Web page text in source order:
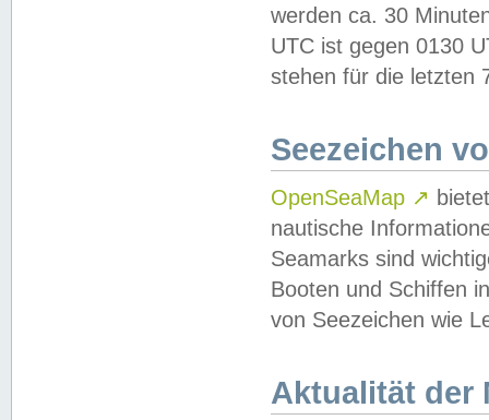
werden ca. 30
UTC ist gegen 0130
stehen für die letzten
Seezeichen
OpenSeaMap ↗
nautische
Seamarks sind
Booten und Schiffen
von Seezeichen wie
Aktualität der